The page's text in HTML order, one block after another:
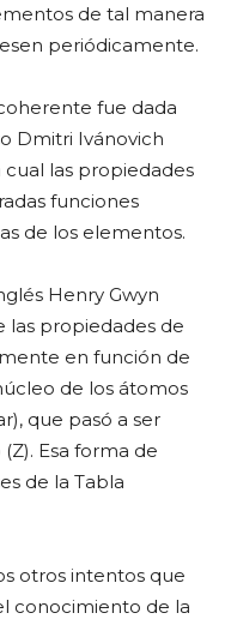
de tal manera
periódicamente.
fue dada
Dmitri Ivánovich
cual las propiedades
funciones
de los elementos.
Henry Gwyn
las propiedades de
en función de
de los átomos
que pasó a ser
Esa forma de
de la Tabla
otros intentos que
conocimiento de la